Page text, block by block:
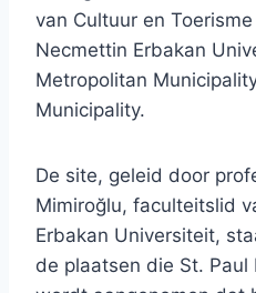
van Cultuur en
Necmettin Erbakan
Metropolitan
Municipality.
De site, geleid door
Mimiroğlu, faculteitslid
Erbakan Universiteit,
de plaatsen die St.